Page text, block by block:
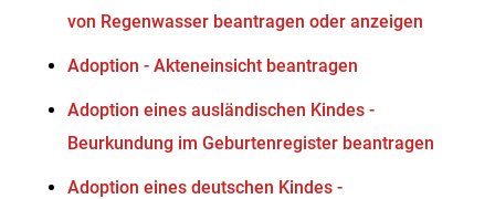
von Regenwasser beantragen oder anzeigen
Adoption - Akteneinsicht beantragen
Adoption eines ausländischen Kindes -
Beurkundung im Geburtenregister beantragen
Adoption eines deutschen Kindes -